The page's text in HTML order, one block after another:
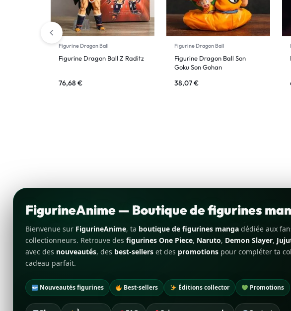
Figurine Dragon Ball
Figurine Dragon Ball Z Raditz
76,68€
Figurine Dragon Ball
Figurine Dragon Ball Son
Goku Son Gohan
38,07€
FigurineAnime — Boutique de figurines
Bienvenue sur FigurineAnime, ta boutique de figurines manga dédiée aux
collectionneurs. Retrouve des figurines One Piece, Naruto, Demon Slayer,
avec des nouveautés, des best-sellers et des promotions pour compléter ta
cadeau parfait.
Nouveautés figurines Best-sellers Éditions collector Promotions